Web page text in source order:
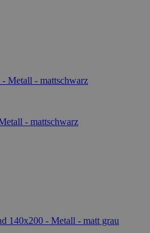
- mattschwarz